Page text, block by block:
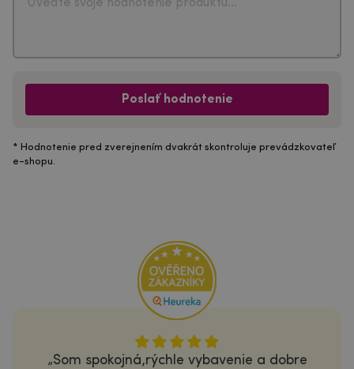
Poslať hodnotenie
* Hodnotenie pred zverejnením dvakrát skontroluje prevádzkovateľ
e-shopu.
Som spokojná,rýchle vybavenie a dobre